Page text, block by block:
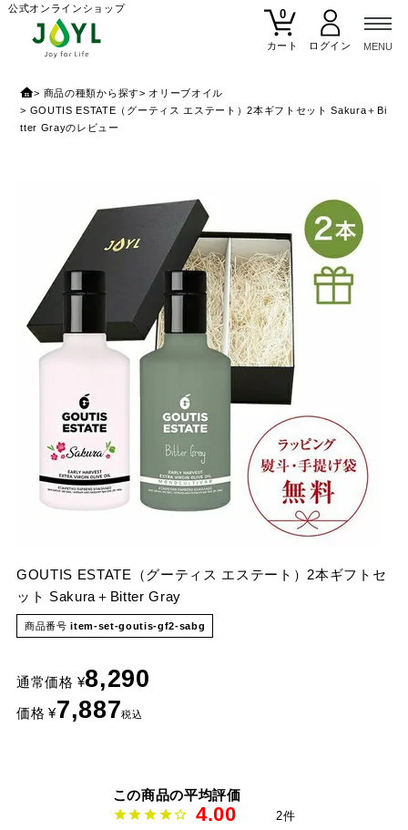
公式オンラインショップ
0
カート
商品の種類から探す
オリーブオイル
GOUTIS ESTATE（グーティス エステート）2本ギフトセット Sakura＋Bi
tter Grayのレビュー
GOUTIS ESTATE（グーティス エステート）2本ギフトセ
ット Sakura＋BitterGray
商品番号 item-set-goutis-gf2-sabg
通常価格 ¥8,290
価格 ¥7,887税込
4.00 2